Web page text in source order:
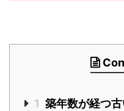
1 築年数が経つ